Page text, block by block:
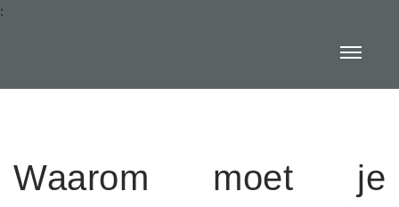
:
Waarom moet je